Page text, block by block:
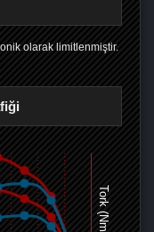
olarak limitlenmiştir.
Tork (Nm)